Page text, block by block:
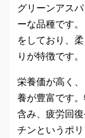
グリーンアス
ーな品種です
をしており、
りが特徴です。
栄養価が高く
養が豊富です
含み、疲労回
チンというポ